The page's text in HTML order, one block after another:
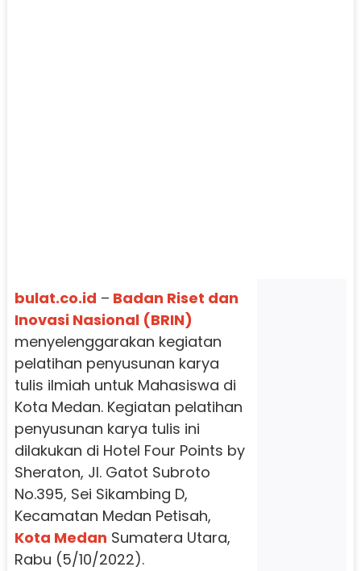
bulat.co.id – Badan Riset dan
Inovasi Nasional (BRIN)
menyelenggarakan kegiatan
pelatihan penyusunan karya
tulis ilmiah untuk Mahasiswa di
Kota Medan. Kegiatan pelatihan
penyusunan karya tulis ini
dilakukan di Hotel Four Points by
Sheraton, Jl. Gatot Subroto
No.395, Sei Sikambing D,
Kecamatan Medan Petisah,
Kota Medan Sumatera Utara,
Rabu (5/10/2022).